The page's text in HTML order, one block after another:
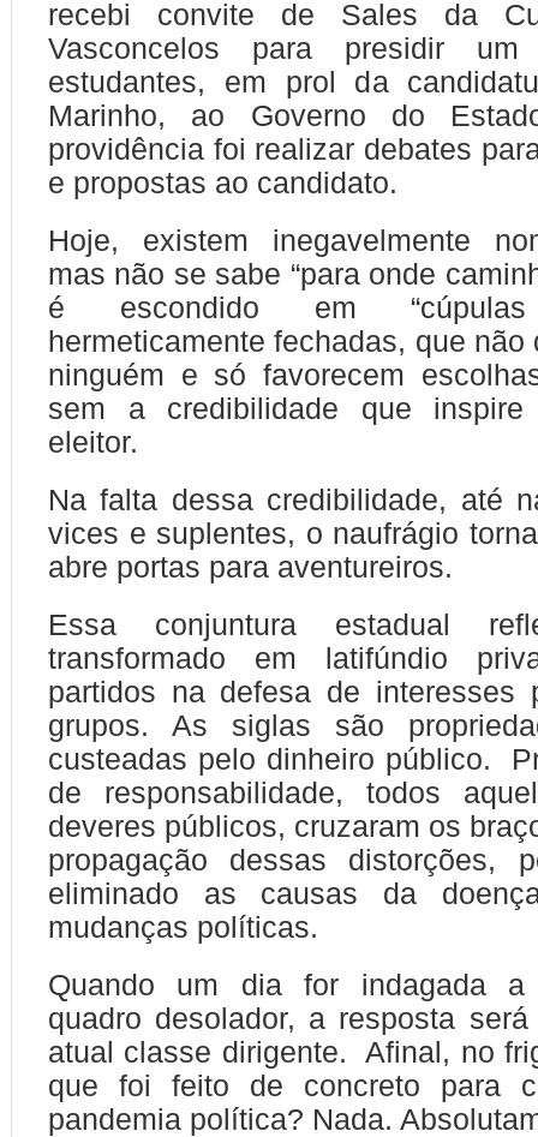
recebi convite de Sales da
Vasconcelos para presidir um
estudantes, em prol da
Marinho, ao Governo do
providência foi realizar debates
e propostas ao candidato.
Hoje, existem inegavelmente
mas não se sabe “para onde
é escondido em “cúpulas
hermeticamente fechadas, que não
ninguém e só favorecem
sem a credibilidade que inspire
eleitor.
Na falta dessa credibilidade, até
vices e suplentes, o naufrágio
abre portas para aventureiros.
Essa conjuntura estadual
transformado em latifúndio
partidos na defesa de interesses
grupos. As siglas são
custeadas pelo dinheiro público.
de responsabilidade, todos
deveres públicos, cruzaram os
propagação dessas distorções,
eliminado as causas da
mudanças políticas.
Quando um dia for indagada a
quadro desolador, a resposta
atual classe dirigente. Afinal, no
que foi feito de concreto para
pandemia política? Nada.